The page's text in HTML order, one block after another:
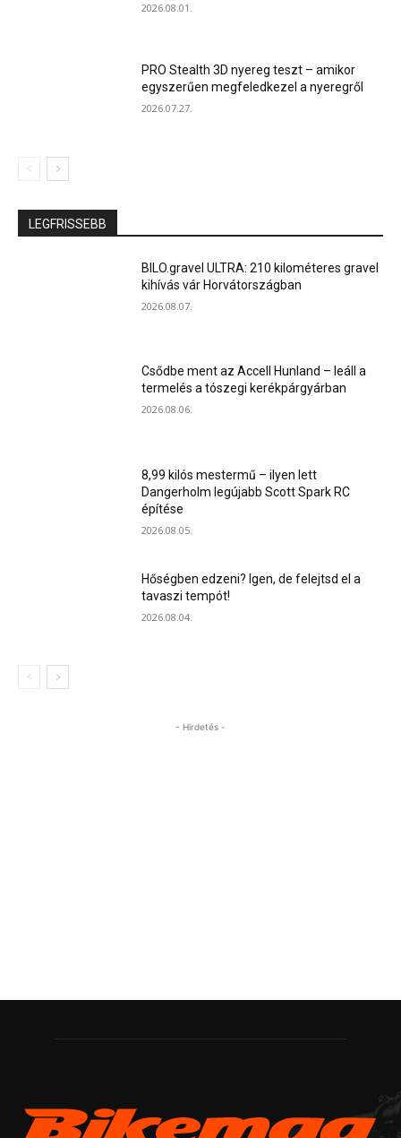
2026.08.01.
PRO Stealth 3D nyereg teszt – amikor
egyszerűen megfeledkezel a nyeregről
2026.07.27.
LEGFRISSEBB
BILO.gravel ULTRA: 210 kilométeres gravel
kihívás vár Horvátországban
2026.08.07.
Csődbe ment az Accell Hunland – leáll a
termelés a tószegi kerékpárgyárban
2026.08.06.
8,99 kilós mestermű – ilyen lett
Dangerholm legújabb Scott Spark RC
építése
2026.08.05.
Hőségben edzeni? Igen, de felejtsd el a
tavaszi tempót!
2026.08.04.
- Hirdetés -